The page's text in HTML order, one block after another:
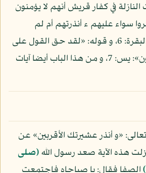
النازلة في كفار قريش أنهم لا يؤمنون
سواء عليهم ء أنذرتهم أم لم
تنذرهم لا يؤمنون»: البقرة: 6، و قوله: «لقد حق القول على
أكثرهم فهم لا يؤمنون»: يس: 7، و من هذا الباب أيضا آيات
«و أنذر عشيرتك الأقربين» عن
هذه الآية صعد رسول الله(صلى
الصفا فقال: يا صباحاه فاجتمعت